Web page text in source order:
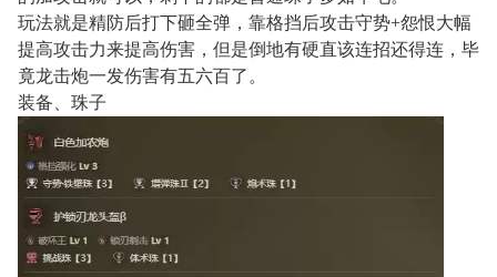
玩法就是精防后打下砸全弹，靠格挡后攻击守势+怨恨大幅
提高攻击力来提高伤害，但是倒地有硬直该连招还得连，毕
竟龙击炮一发伤害有五六百了。
装备、珠子